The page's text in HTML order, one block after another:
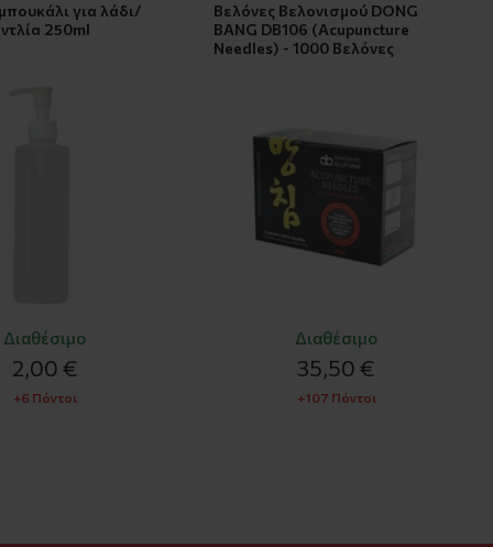
για λάδι/
250ml
Διαθέσιμο
2,00 €
+6 Πόντοι
Βελόνες Βελονισμού DONG
BANG DB106 (Acupuncture
Needles) - 1000 Βελόνες
Διαθέσιμο
35,50 €
+107 Πόντοι